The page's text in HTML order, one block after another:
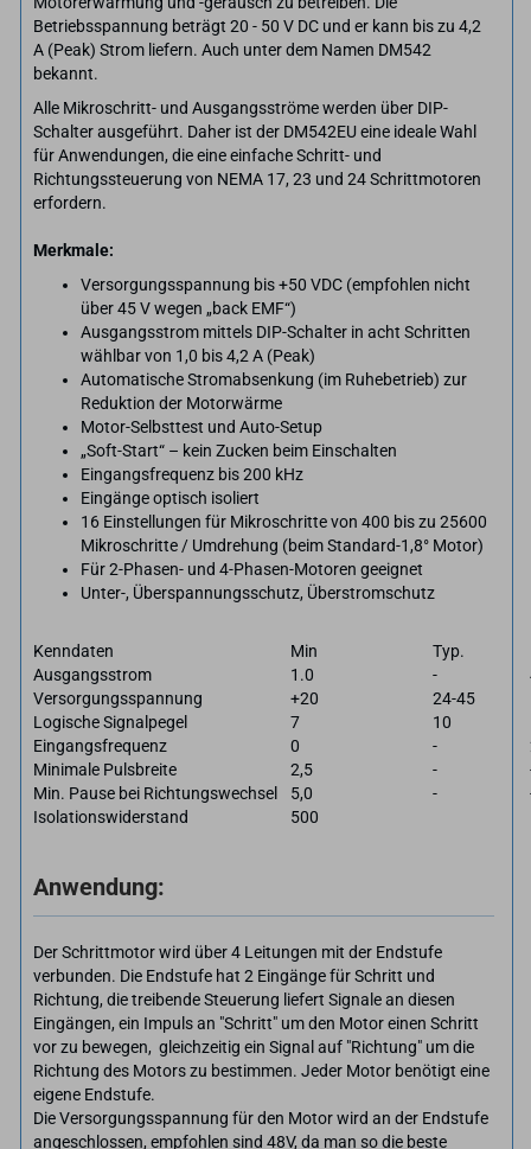
Betriebsspannung beträgt 20 - 50 V DC und er kann bis zu 4,2
A (Peak) Strom liefern. Auch unter dem Namen DM542
bekannt.
Alle Mikroschritt- und Ausgangsströme werden über DIP-
Schalter ausgeführt. Daher ist der DM542EU eine ideale Wahl
für Anwendungen, die eine einfache Schritt- und
Richtungssteuerung von NEMA 17, 23 und 24 Schrittmotoren
erfordern.
Merkmale:
Versorgungsspannung bis +50 VDC (empfohlen nicht
über 45 V wegen „back EMF“)
Ausgangsstrom mittels DIP-Schalter in acht Schritten
wählbar von 1,0 bis 4,2 A (Peak)
Automatische Stromabsenkung (im Ruhebetrieb) zur
Reduktion der Motorwärme
Motor-Selbsttest und Auto-Setup
„Soft-Start“ – kein Zucken beim Einschalten
Eingangsfrequenz bis 200 kHz
Eingänge optisch isoliert
16 Einstellungen für Mikroschritte von 400 bis zu 25600
Mikroschritte / Umdrehung (beim Standard-1,8° Motor)
Für 2-Phasen- und 4-Phasen-Motoren geeignet
Unter-, Überspannungsschutz, Überstromschutz
Kenndaten Min Typ.
Ausgangsstrom
1.0 -
Versorgungsspannung
+20 24-45
Logische Signalpegel
7 10
Eingangsfrequenz
0 -
Minimale Pulsbreite
2,5 -
Min. Pause bei Richtungswechsel
5,0 -
Isolationswiderstand
500
Anwendung:
Der Schrittmotor wird über 4 Leitungen mit der Endstufe
verbunden. Die Endstufe hat 2 Eingänge für Schritt und
Richtung, die treibende Steuerung liefert Signale an diesen
Eingängen, ein Impuls an "Schritt" um den Motor einen Schritt
vor zu bewegen, gleichzeitig ein Signal auf "Richtung" um die
Richtung des Motors zu bestimmen. Jeder Motor benötigt eine
eigene Endstufe.
Die Versorgungsspannung für den Motor wird an der Endstufe
angeschlossen, empfohlen sind 48V, da man so die beste